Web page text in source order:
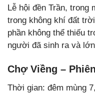
Lễ hội đền Trần, trong
trong không khí đất
phần không thể thiếu
người đã sinh ra và
Chợ Viềng –
Thời gian: đêm mùng